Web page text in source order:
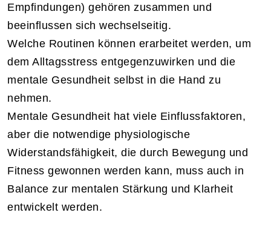
Empfindungen) gehören zusammen und
beeinflussen sich wechselseitig.
Welche Routinen können erarbeitet werden, um
dem Alltagsstress entgegenzuwirken und die
mentale Gesundheit selbst in die Hand zu
nehmen.
Mentale Gesundheit hat viele Einflussfaktoren,
aber die notwendige physiologische
Widerstandsfähigkeit, die durch Bewegung und
Fitness gewonnen werden kann, muss auch in
Balance zur mentalen Stärkung und Klarheit
entwickelt werden.